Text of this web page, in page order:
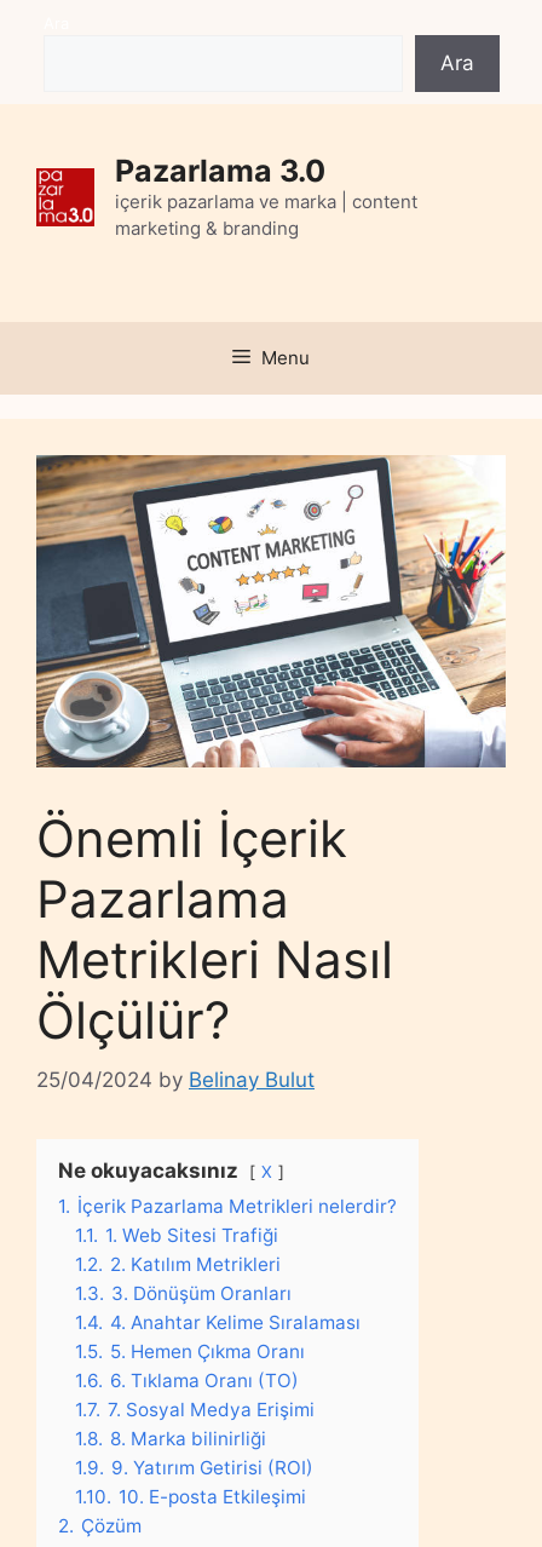
Ara
Pazarlama 3.0
içerik pazarlama ve marka | content
marketing & branding
Menu
Önemli İçerik
Pazarlama
Metrikleri Nasıl
Ölçülür?
25/04/2024 by Belinay Bulut
Ne okuyacaksınız X
1. İçerik Pazarlama Metrikleri nelerdir?
1.1. 1. Web Sitesi Trafiği
1.2. 2. Katılım Metrikleri
1.3. 3. Dönüşüm Oranları
1.4. 4. Anahtar Kelime Sıralaması
1.5. 5. Hemen Çıkma Oranı
1.6. 6. Tıklama Oranı (TO)
1.7. 7. Sosyal Medya Erişimi
1.8. 8. Marka bilinirliği
1.9. 9. Yatırım Getirisi (ROI)
1.10. 10. E-posta Etkileşimi
2. Çözüm